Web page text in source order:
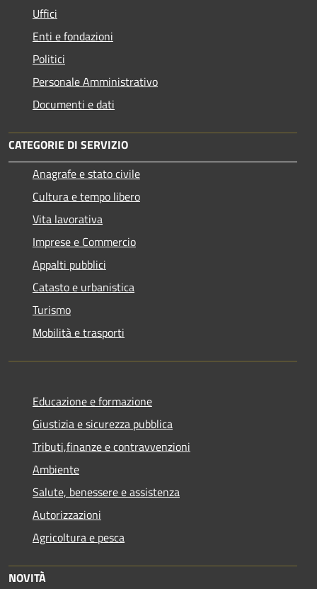
Uffici
Enti e fondazioni
Politici
Personale Amministrativo
Documenti e dati
CATEGORIE DI SERVIZIO
Anagrafe e stato civile
Cultura e tempo libero
Vita lavorativa
Imprese e Commercio
Appalti pubblici
Catasto e urbanistica
Turismo
Mobilità e trasporti
Educazione e formazione
Giustizia e sicurezza pubblica
Tributi,finanze e contravvenzioni
Ambiente
Salute, benessere e assistenza
Autorizzazioni
Agricoltura e pesca
NOVITÀ